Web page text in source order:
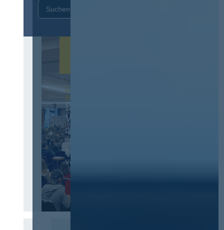
12. & 13. November 2026 in
Berlin
13. Deutscher
Vergabetag
Der Jahreskongress für
öffentliches
Beschaffungswesen und
Vergaberecht